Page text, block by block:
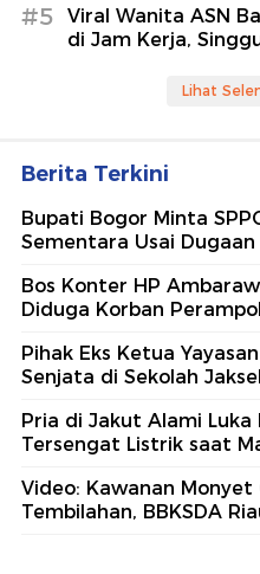
#5
Viral Wanita ASN
di Jam Kerja,
Lihat
Berita Terkini
Bupati Bogor Minta
Sementara Usai Dugaan
Bos Konter HP
Diduga Korban
Pihak Eks Ketua
Senjata di Sekolah Jaksel
Pria di Jakut Alami Luka
Tersengat Listrik saat
Video: Kawanan Monyet
Tembilahan, BBKSDA